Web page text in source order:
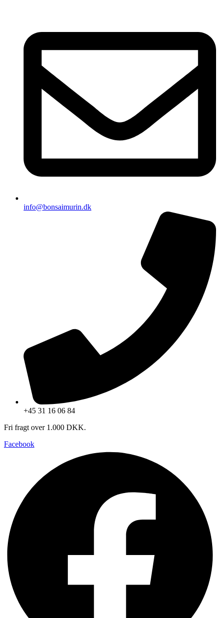
info@bonsaimurin.dk
+45 31 16 06 84
Fri fragt over 1.000 DKK.
Facebook